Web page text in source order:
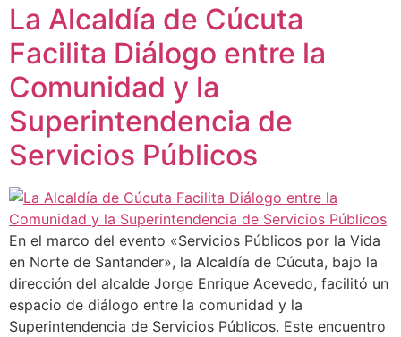
La Alcaldía de Cúcuta
Facilita Diálogo entre la
Comunidad y la
Superintendencia de
Servicios Públicos
En el marco del evento «Servicios Públicos por la Vida
en Norte de Santander», la Alcaldía de Cúcuta, bajo la
dirección del alcalde Jorge Enrique Acevedo, facilitó un
espacio de diálogo entre la comunidad y la
Superintendencia de Servicios Públicos. Este encuentro